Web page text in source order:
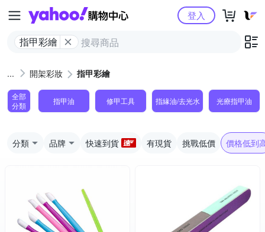
Yahoo購物中心
指甲彩繪
登入
開架彩妝 指甲彩繪
全部
分類
指甲油 修甲工具 指緣油/去光水 光療指甲油
分類 品牌 快速到貨 有現貨 挑戰低價 價格低到